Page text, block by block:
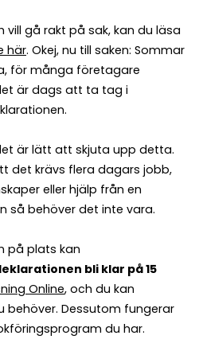
gå rakt på sak, kan du läsa
här. Okej, nu till saken: Sommar
för många företagare
är dags att ta tag i
är lätt att skjuta upp detta.
det krävs flera dagars jobb,
eller hjälp från en
så behöver det inte vara.
på plats kan
bli klar på 15
Online, och du kan
Dessutom fungerar
du har.